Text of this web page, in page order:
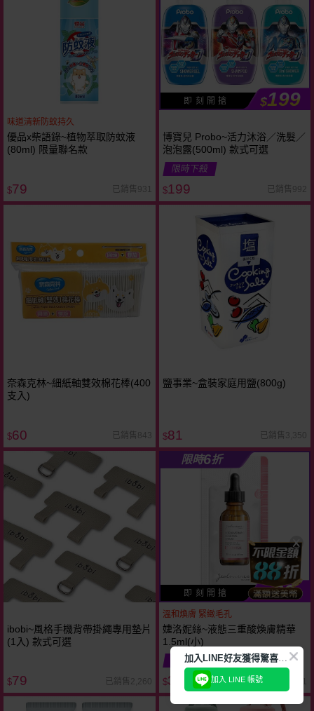
味道清新防蚊持久
優品x柴語錄~植物萃取防蚊液
(80ml) 限量聯名款
$79 已銷售931
即 刻 開 搶 $199
博寶兒 Probo~活力沐浴／洗髮／
泡泡露(500ml) 款式可選
限時下殺
$199 已銷售992
奈森克林~細紙軸雙效棉花棒(400
支入)
$60 已銷售843
鹽事業~盒裝家庭用鹽(800g)
$81 已銷售3,350
ibobi~風格手機背帶掛繩專用墊片
(1入) 款式可選
$79 已銷售2,260
限時6折
即 刻 開 搶 $39
溫和煥膚 緊緻毛孔
婕洛妮絲~液態三重酸煥膚精華
1.5ml(小)
限時下殺
$39 已銷售721
加
入LINE好友獲得驚喜折扣!
加入 LINE 帳號